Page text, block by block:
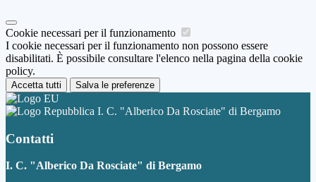
Cookie necessari per il funzionamento
I cookie necessari per il funzionamento non possono essere
disabilitati. È possibile consultare l'elenco nella pagina della cookie
policy.
Accetta tutti Salva le preferenze
I. C. "Alberico Da Rosciate" di Bergamo
Contatti
I. C. "Alberico Da Rosciate" di Bergamo